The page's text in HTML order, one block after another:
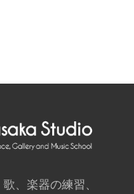
、楽器の練習、